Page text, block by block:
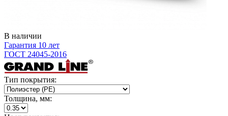
В наличии
Гарантия 10 лет
ГОСТ 24045-2016
Тип покрытия:
Толщина, мм: